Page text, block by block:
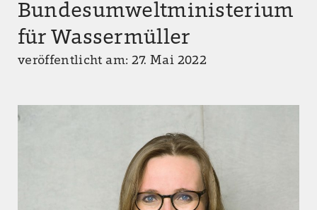
Bundesumweltministerium
für Wassermüller
veröffentlicht am: 27. Mai 2022